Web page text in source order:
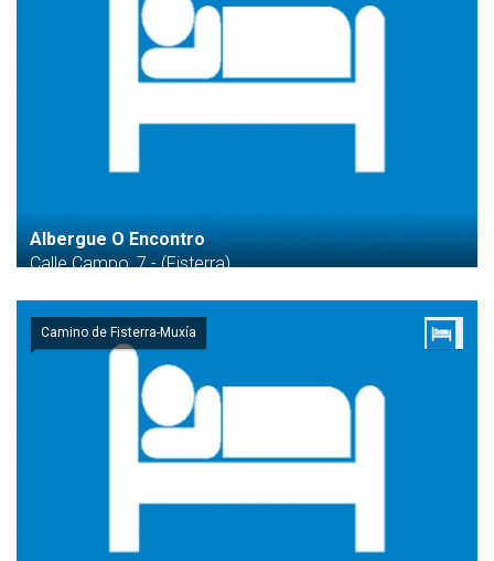
Albergue O Encontro
Calle Campo, 7 - (Fisterra)
Camino de Fisterra-Muxía